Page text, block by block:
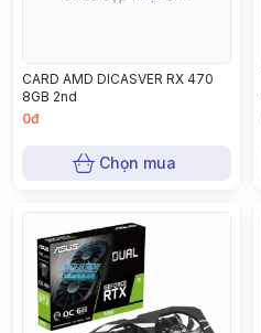
CARD AMD DICASVER RX 470
8GB 2nd
0đ
Chọn mua